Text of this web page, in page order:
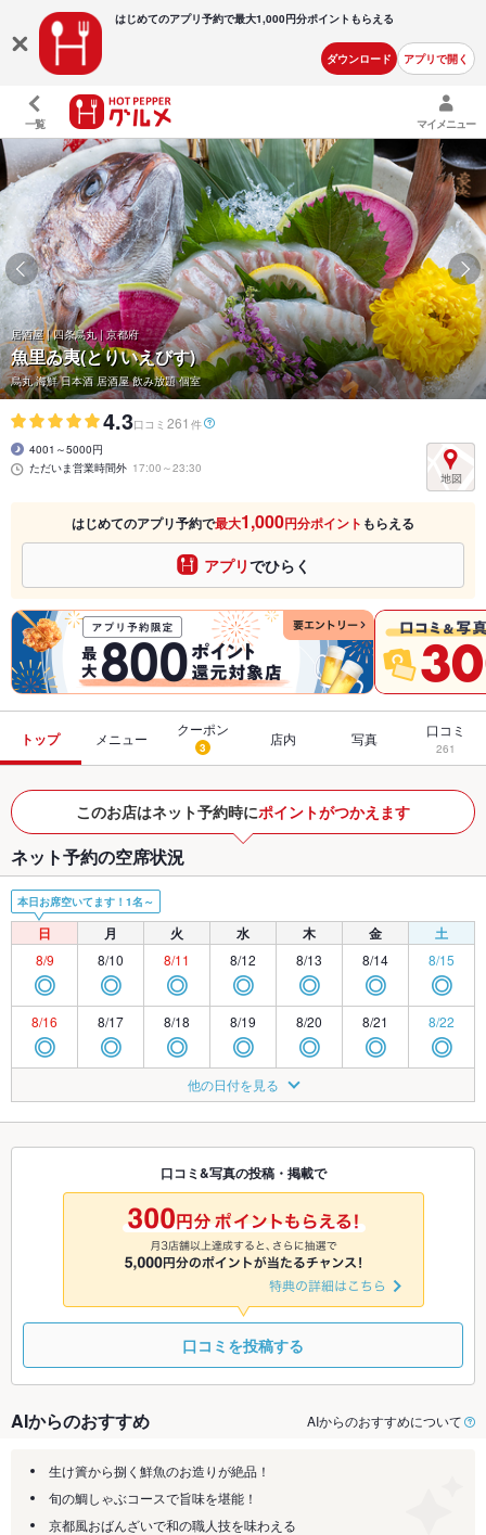
はじめてのアプリ予約で最大1,000円分ポイントもらえる
ダウンロード アプリで開く
一覧 マイメニュー
居酒屋 | 四条烏丸 | 京都府
魚里ゐ夷(とりいえびす)
烏丸 海鮮 日本酒 居酒屋 飲み放題 個室
4.3口コミ 261 件
4001～5000円
ただいま営業時間外 17:00～23:30
はじめてのアプリ予約で最大1,000円分ポイント もらえる
アプリでひらく
トップ メニュー
クーポン
3 店内 写真 口コミ
261
このお店はネット予約時にポイントがつかえます
ネット予約の空席状況
本日お席空いてます！1名～
日 月 火 水 木 金 土
8/9
◎
8/10
◎
8/11
◎
8/12
◎
8/13
◎
8/14
◎
8/15
◎
8/16
◎
8/17
◎
8/18
◎
8/19
◎
8/20
◎
8/21
◎
8/22
◎
TEL ◎
8/25
◎
8/26
◎
8/27
◎ ◎ ◎
8/30 8/31 9/1
◎
9/2
◎
9/3
◎
9/4 9/5
9/8
◎ ◎ ◎ ◎
他の日付を見る
口コミ&写真の投稿・掲載で
口コミを投稿する
AIからのおすすめ AIからのおすすめについて
生け簀から捌く鮮魚のお造りが絶品！
旬の鯛しゃぶコースで旨味を堪能！
京都風おばんざいで和の職人技を味わえる